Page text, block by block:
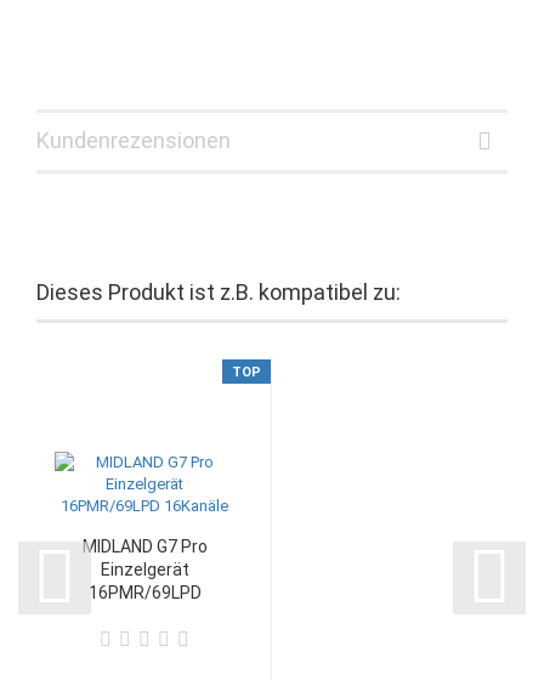
Kundenrezensionen
Dieses Produkt ist z.B. kompatibel zu:
TOP
MIDLAND G7 Pro
Einzelgerät
16PMR/69LPD